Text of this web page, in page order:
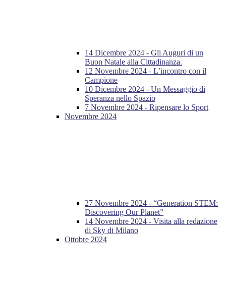
14 Dicembre 2024 - Gli Auguri di un
Buon Natale alla Cittadinanza.
12 Novembre 2024 - L’incontro con il
Campione
10 Dicembre 2024 - Un Messaggio di
Speranza nello Spazio
7 Novembre 2024 - Ripensare lo Sport
Novembre 2024
27 Novembre 2024 - “Generation STEM:
Discovering Our Planet”
14 Novembre 2024 - Visita alla redazione
di Sky di Milano
Ottobre 2024